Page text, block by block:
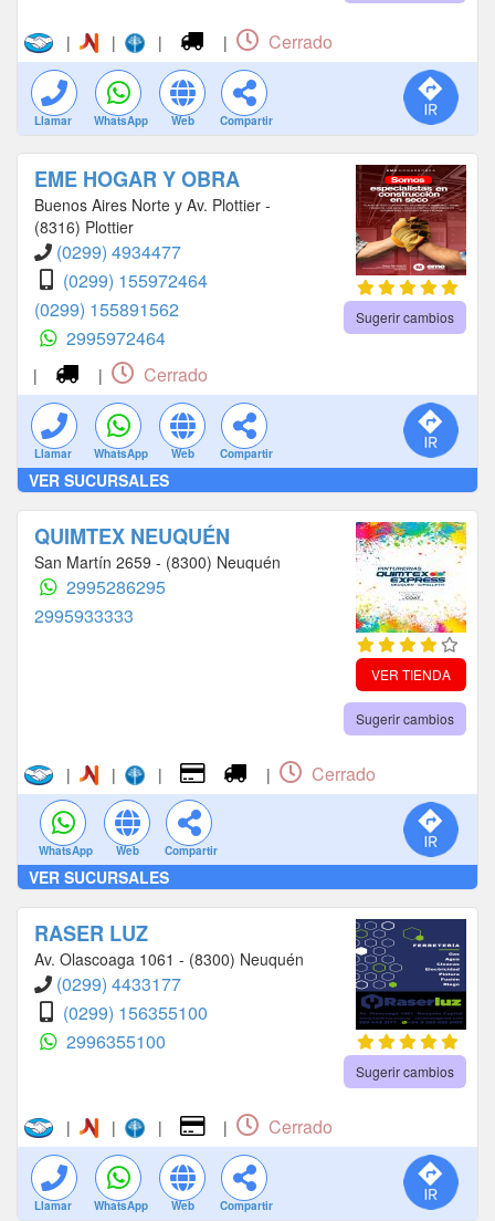
| | | | Cerrado
Llamar WhatsApp Web Compartir
EME HOGAR Y OBRA
Buenos Aires Norte y Av. Plottier -
(8316) Plottier
(0299) 4934477
(0299) 155972464
(0299) 155891562
2995972464
Sugerir cambios
| | Cerrado
Llamar WhatsApp Web Compartir
VER SUCURSALES
QUIMTEX NEUQUÉN
San Martín 2659 - (8300) Neuquén
2995286295
2995933333
VER TIENDA
Sugerir cambios
| | | | Cerrado
WhatsApp Web Compartir
VER SUCURSALES
RASER LUZ
Av. Olascoaga 1061 - (8300) Neuquén
(0299) 4433177
(0299) 156355100
2996355100
Sugerir cambios
| | | | Cerrado
Llamar WhatsApp Web Compartir